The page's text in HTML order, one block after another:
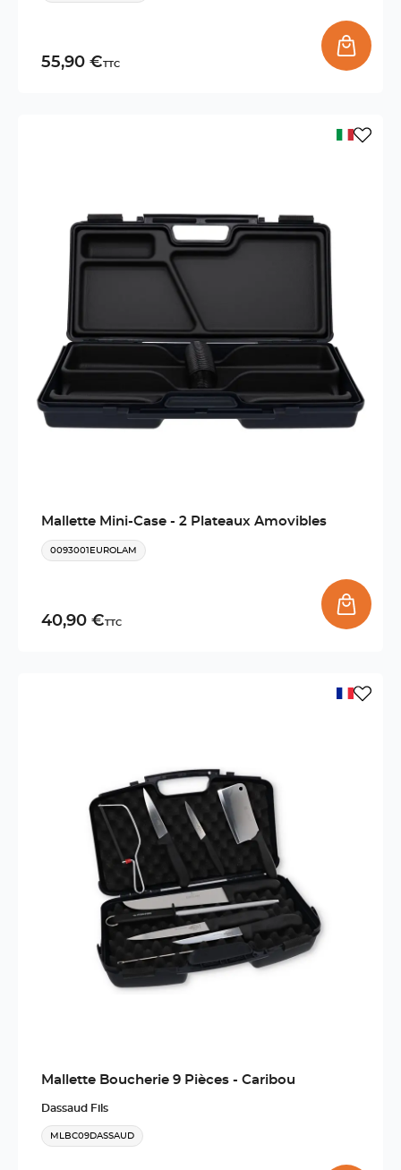
55,90 €TTC
Mallette Mini-Case - 2 Plateaux Amovibles
0093001EUROLAM
40,90 €TTC
Mallette Boucherie 9 Pièces - Caribou
Dassaud Fils
MLBC09DASSAUD